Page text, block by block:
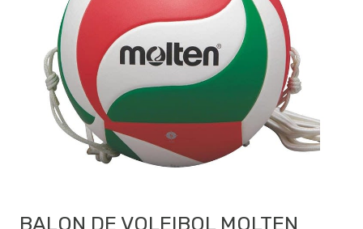
BALON DE VOLEIBOL MOLTEN